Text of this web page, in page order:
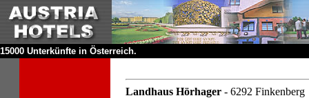
15000 Unterkünfte in Österreich.
Landhaus Hörhager - 6292 Finkenberg